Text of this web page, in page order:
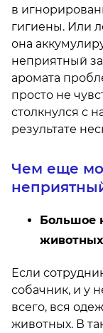
в
гигиены. Или
она
неприятный
аромата
просто не
столкнулся с
результате
Чем еще
Большое
Если
собачник, и у
всего, вся
животных. В